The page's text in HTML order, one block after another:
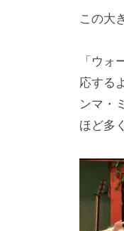
この大
「ウ
応する
ンマ・
ほど多